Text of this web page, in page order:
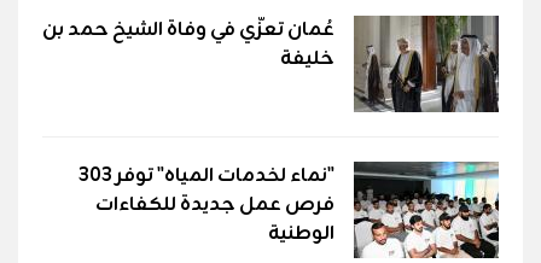
عُمان تعزّي في وفاة الشيخ حمد بن
خليفة
"نماء لخدمات المياه" توفر 303
فرص عمل جديدة للكفاءات
الوطنية